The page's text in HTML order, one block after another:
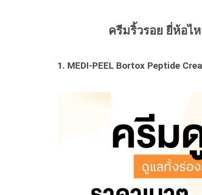
ครีมริ้วรอย ยี่ห้อไ
1. MEDI-PEEL Bortox Peptide